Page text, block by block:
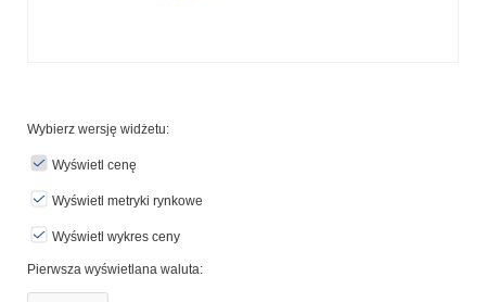
Wybierz wersję widżetu:
Wyświetl cenę
Wyświetl metryki rynkowe
Wyświetl wykres ceny
Pierwsza wyświetlana waluta: